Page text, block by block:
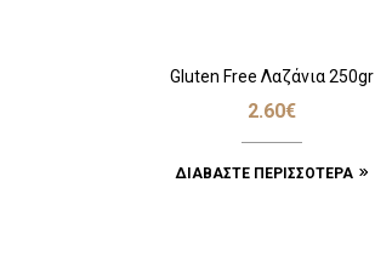
Gluten Free Λαζάνια 250gr
2.60€
ΔΙΑΒΆΣΤΕ ΠΕΡΙΣΣΌΤΕΡΑ